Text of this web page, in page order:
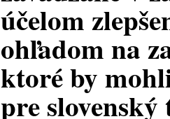
účelom
ohľadom na
ktoré by
pre